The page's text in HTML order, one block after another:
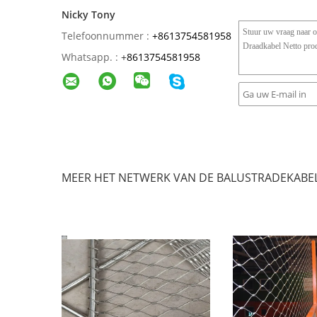
Nicky Tony
Telefoonnummer : +8613754581958
Whatsapp. : +8613754581958
MEER HET NETWERK VAN DE